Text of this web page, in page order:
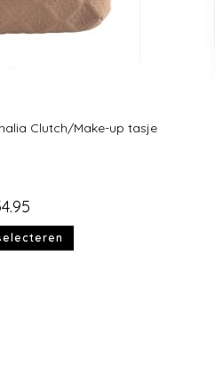
Clutch/Make-up tasje